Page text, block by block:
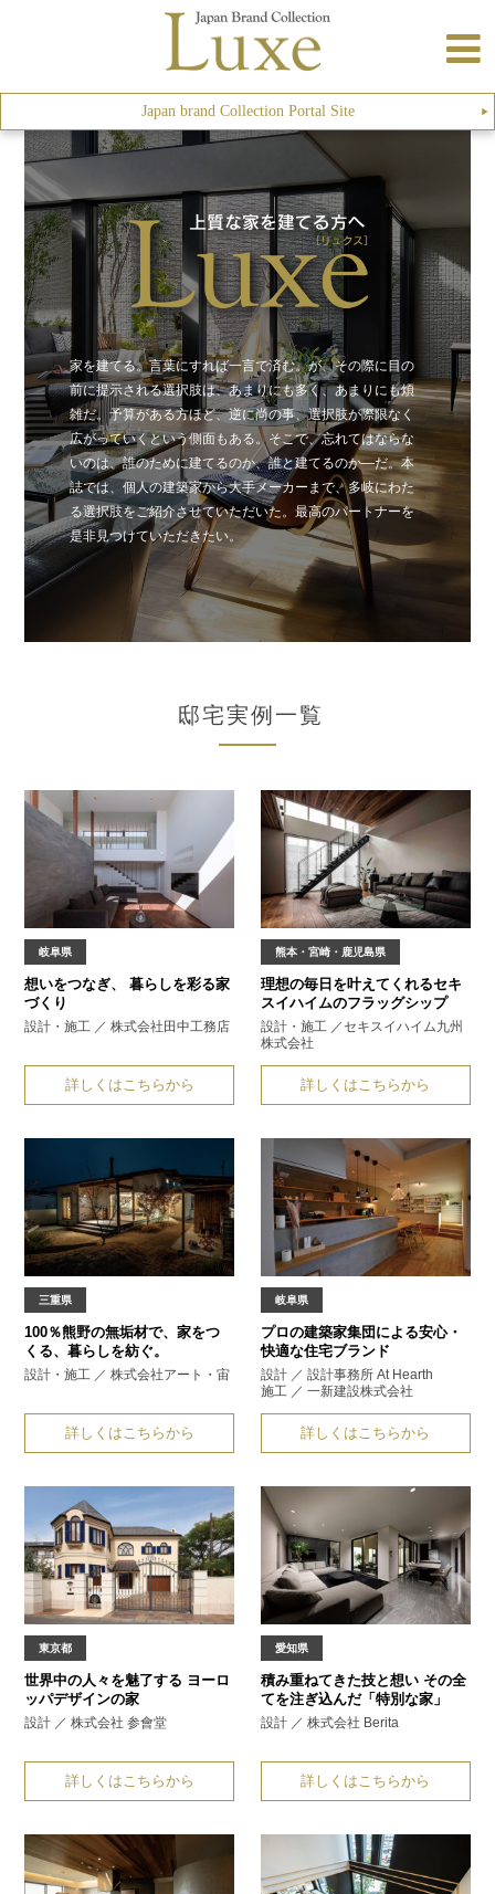
Japan brand Collection Portal Site ▶︎
家を建てる。言葉にすれば一言で済む。が、その際に目の
前に提示される選択肢は、あまりにも多く、あまりにも煩
雑だ。予算がある方ほど、逆に尚の事、選択肢が際限なく
広がっていくという側面もある。そこで、忘れてはならな
いのは、誰のために建てるのか、誰と建てるのか—だ。本
誌では、個人の建築家から大手メーカーまで、多岐にわた
る選択肢をご紹介させていただいた。最高のパートナーを
是非見つけていただきたい。
邸宅実例一覧
岐阜県
想いをつなぎ、暮らしを彩る家
づくり
設計・施工 ／ 株式会社田中工務店
詳しくはこちらから
熊本・宮崎・鹿児島県
理想の毎日を叶えてくれるセキ
スイハイムのフラッグシップ
設計・施工 ／セキスイハイム九州
株式会社
詳しくはこちらから
三重県
100％熊野の無垢材で、家をつ
くる、暮らしを紡ぐ。
設計・施工 ／ 株式会社アート・宙
詳しくはこちらから
岐阜県
プロの建築家集団による安心・
快適な住宅ブランド
設計 ／ 設計事務所 At Hearth
施工 ／ 一新建設株式会社
詳しくはこちらから
東京都
世界中の人々を魅了する ヨーロ
ッパデザインの家
設計 ／ 株式会社 参會堂
詳しくはこちらから
愛知県
積み重ねてきた技と想い その全
てを注ぎ込んだ「特別な家」
設計 ／ 株式会社 Berita
詳しくはこちらから